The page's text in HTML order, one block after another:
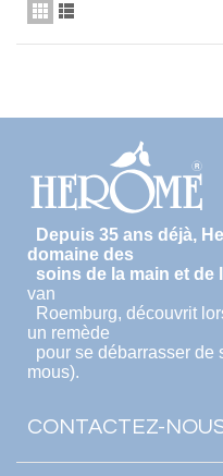
Depuis 35 ans déjà,
domaine des
soins de la main et de
van
Roemburg, découvrit
un remède
pour se débarrasser de
mous).
CONTACTEZ-